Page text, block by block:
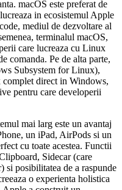
macOS este preferat de
in ecosistemul Apple
mediul de dezvoltare al
terminalul macOS,
care lucreaza cu Linux
comanda. Pe de alta parte,
Subsystem for Linux),
direct in Windows,
pentru care developerii
mai larg este un avantaj
un iPad, AirPods si un
cu toate acestea. Functii
Sidecar (care
si posibilitatea de a raspunde
o experienta holistica